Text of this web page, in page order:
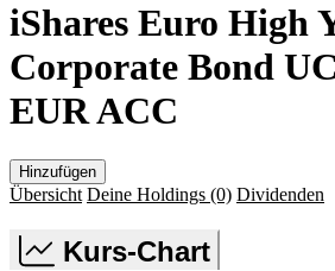
iShares Euro High
Corporate Bond
EUR ACC
Hinzufügen
Übersicht Deine Holdings (0) Dividenden
Kurs-Chart